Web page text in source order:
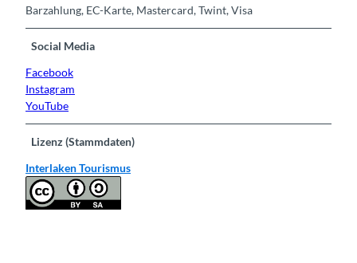
Barzahlung, EC-Karte, Mastercard, Twint, Visa
Social Media
Facebook
Instagram
YouTube
Lizenz (Stammdaten)
Interlaken Tourismus